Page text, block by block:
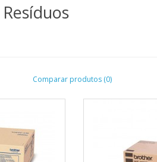
Comparar produtos (0)